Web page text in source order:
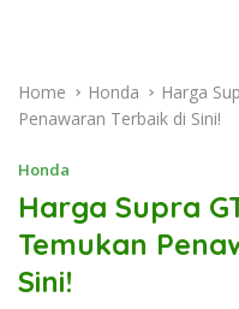
Home Honda
Harga
Penawaran Terbaik di Sini!
Honda
Harga Supra
Temukan
Sini!